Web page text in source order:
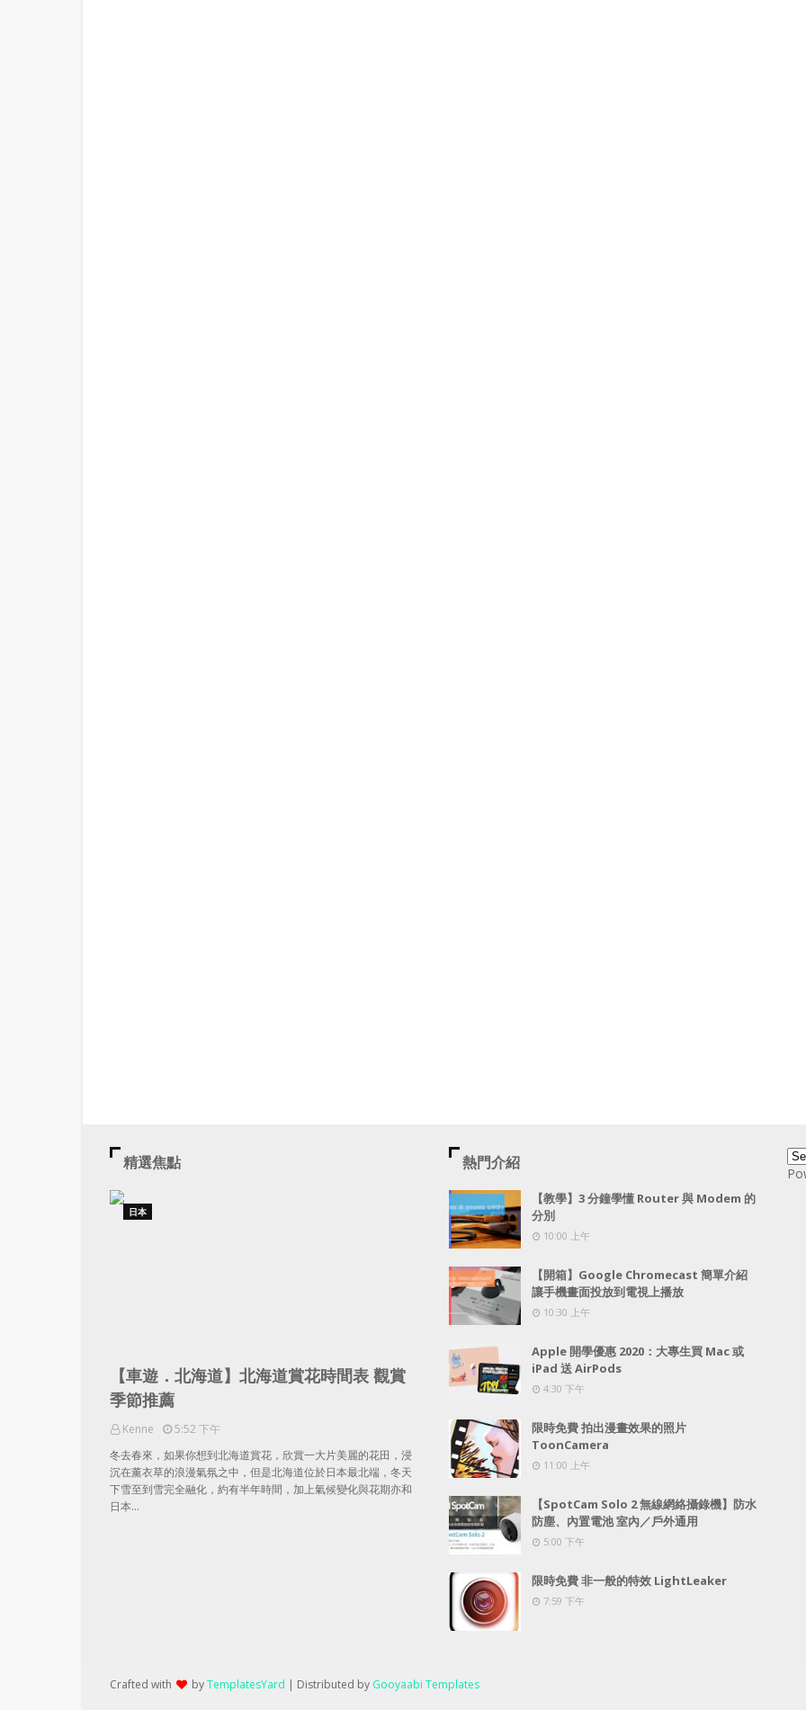
精選焦點
日本
【車遊．北海道】北海道賞花時間表 觀賞
季節推薦
Kenne
5:52 下午
冬去春來，如果你想到北海道賞花，欣賞一大片美麗的花田，浸
沉在薰衣草的浪漫氣氛之中，但是北海道位於日本最北端，冬天
下雪至到雪完全融化，約有半年時間，加上氣候變化與花期亦和
日本…
熱門介紹
【教學】3 分鐘學懂 Router 與 Modem 的
分別
10:00 上午
【開箱】Google Chromecast 簡單介紹
讓手機畫面投放到電視上播放
10:30 上午
Apple 開學優惠 2020：大專生買 Mac 或
iPad 送 AirPods
4:30 下午
限時免費 拍出漫畫效果的照片
ToonCamera
11:00 上午
【SpotCam Solo 2 無線網絡攝錄機】防水
防塵、內置電池 室內／戶外通用
5:00 下午
限時免費 非一般的特效 LightLeaker
7:59 下午
Crafted with byTemplatesYard | Distributed by Gooyaabi Templates